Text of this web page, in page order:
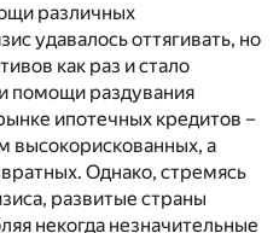
различных
удавалось оттягивать, но
как раз и стало
помощи раздувания
ипотечных кредитов –
высокорискованных, а
Однако, стремясь
развитые страны
некогда незначительные